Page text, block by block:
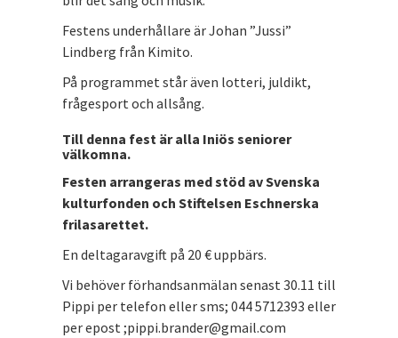
Festens underhållare är Johan ”Jussi”
Lindberg från Kimito.
På programmet står även lotteri, juldikt,
frågesport och allsång.
Till denna fest är alla Iniös seniorer
välkomna.
Festen arrangeras med stöd av Svenska
kulturfonden och Stiftelsen Eschnerska
frilasarettet.
En deltagaravgift på 20 € uppbärs.
Vi behöver förhandsanmälan senast 30.11 till
Pippi per telefon eller sms; 044 5712393 eller
per epost ;pippi.brander@gmail.com